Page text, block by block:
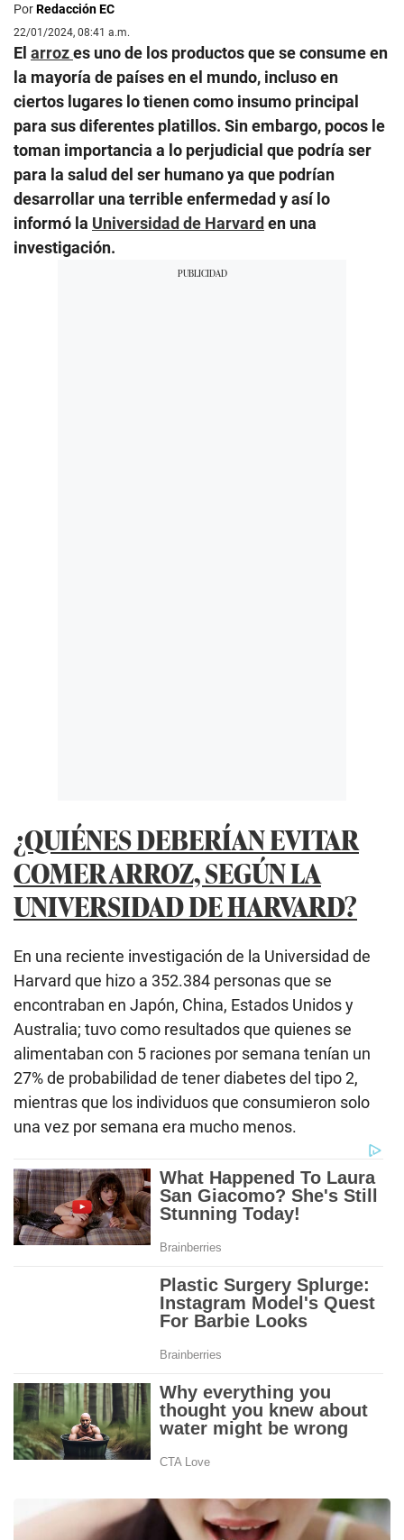
PorRedacción EC
22/01/2024, 08:41 a.m.
El arrozes uno de los productos que se consume en
la mayoría de países en el mundo, incluso en
ciertos lugares lo tienen como insumo principal
para sus diferentes platillos. Sin embargo, pocos le
toman importancia a lo perjudicial que podría ser
para la salud del ser humano ya que podrían
desarrollar una terrible enfermedad y así lo
informó la Universidad de Harvard en una
investigación.
¿QUIÉNES DEBERÍAN EVITAR
COMER ARROZ, SEGÚN LA
UNIVERSIDAD DE HARVARD?
En una reciente investigación de la Universidad de
Harvard que hizo a 352.384 personas que se
encontraban en Japón, China, Estados Unidos y
Australia; tuvo como resultados que quienes se
alimentaban con 5 raciones por semana tenían un
27% de probabilidad de tener diabetes del tipo 2,
mientras que los individuos que consumieron solo
una vez por semana era mucho menos.